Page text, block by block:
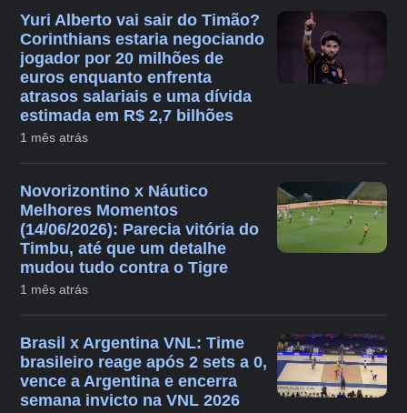
Yuri Alberto vai sair do Timão?
Corinthians estaria negociando
jogador por 20 milhões de
euros enquanto enfrenta
atrasos salariais e uma dívida
estimada em R$ 2,7 bilhões
1 mês atrás
Novorizontino x Náutico
Melhores Momentos
(14/06/2026): Parecia vitória do
Timbu, até que um detalhe
mudou tudo contra o Tigre
1 mês atrás
Brasil x Argentina VNL: Time
brasileiro reage após 2 sets a 0,
vence a Argentina e encerra
semana invicto na VNL 2026